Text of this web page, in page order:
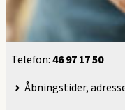
Telefon:​46 97 17 50
Åbningstider,